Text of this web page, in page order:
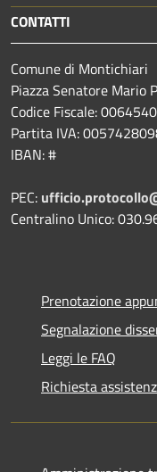
CONTATTI
Comune di Montichiari
Piazza Senatore Mario
Codice Fiscale:
Partita IVA:
IBAN: #
PEC:
Centralino Unico:
Prenotazione
Segnalazione
Leggi le FAQ
Richiesta